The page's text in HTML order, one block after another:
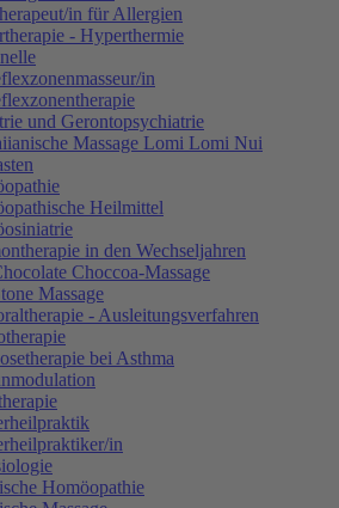
in für Allergien
- Hyperthermie
in
und Gerontopsychiatrie
Massage Lomi Lomi Nui
Heilmittel
in den Wechseljahren
Choccoa-Massage
Massage
- Ausleitungsverfahren
bei Asthma
in
Homöopathie